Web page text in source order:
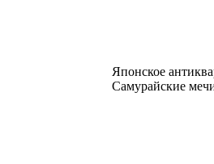
Японское
Самурайские